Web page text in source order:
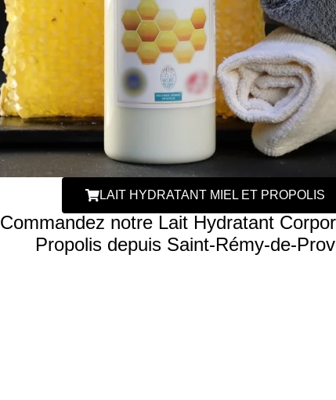
LAIT HYDRATANT MIEL ET PROPOLIS
Commandez notre Lait Hydratant
Propolis depuis Saint-Rémy-de-